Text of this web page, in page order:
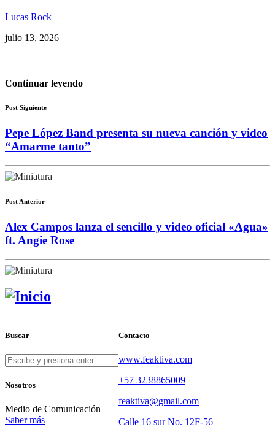
Lucas Rock
julio 13, 2026
Continuar leyendo
Post Siguiente
Pepe López Band presenta su nueva canción y video
“Amarme tanto”
Post Anterior
Alex Campos lanza el sencillo y video oficial «Agua»
ft. Angie Rose
Buscar Contacto
www.feaktiva.com
+57 3238865009
feaktiva@gmail.com
Calle 16 sur No. 12F-56
Nosotros
Medio de Comunicación
Saber más